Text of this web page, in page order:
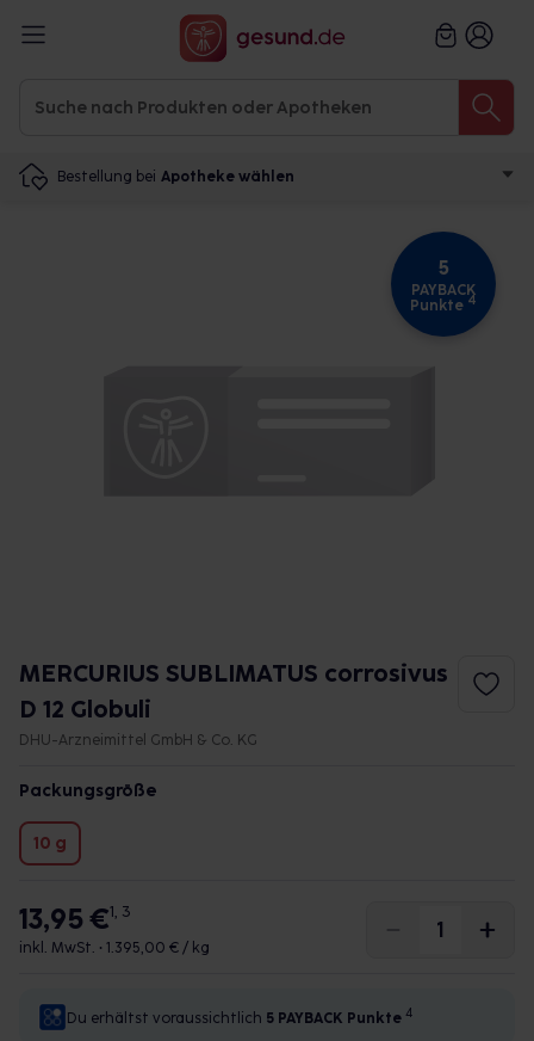
Bestellung bei Apotheke wählen
5
PAYBACK
Punkte 4
MERCURIUS SUBLIMATUS corrosivus
D 12 Globuli
DHU-Arzneimittel GmbH & Co. KG
Packungsgröße
10 g
13,95 €1, 3
inkl. MwSt. • 1.395,00 € / kg
Du erhältst voraussichtlich 5 PAYBACK Punkte 4